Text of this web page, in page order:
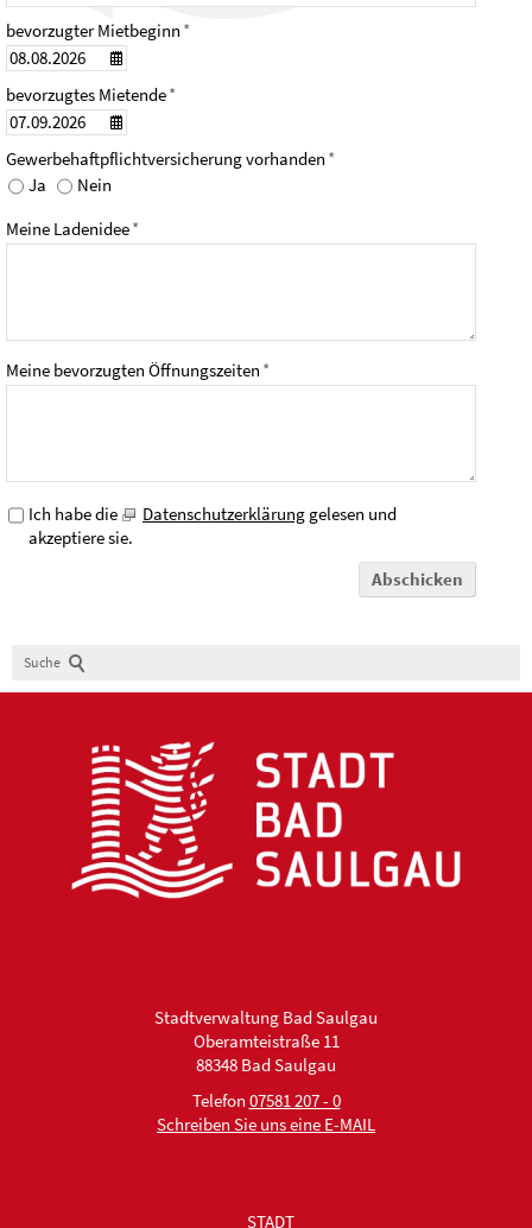
bevorzugter Mietbeginn *
bevorzugtes Mietende*
Gewerbehaftpflichtversicherung vorhanden *
Ja
Nein
Meine Ladenidee*
Meine bevorzugten Öffnungszeiten *
Ich habe die Datenschutzerklärung gelesen und
akzeptiere sie.
Abschicken
Suche
Stadtverwaltung Bad Saulgau
Oberamteistraße 11
88348 Bad Saulgau
Telefon 07581 207 - 0
Schreiben Sie uns eine E-MAIL
STADT